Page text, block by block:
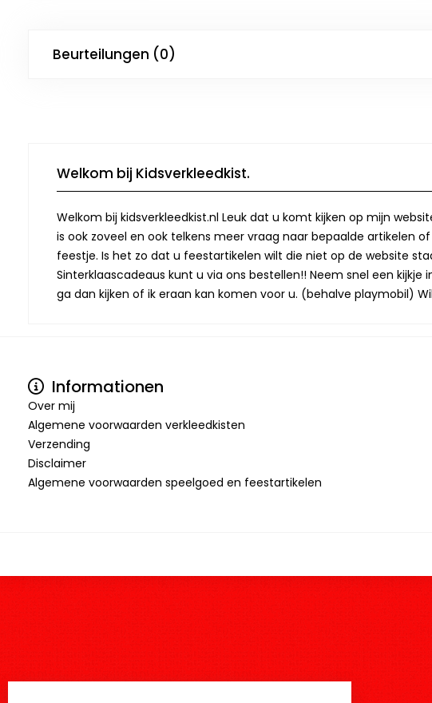
Beurteilungen (0)
Welkom bij Kidsverkleedkist.
Welkom bij kidsverkleedkist.nl Leuk dat u komt kijken op mijn
is ook zoveel en ook telkens meer vraag naar bepaalde artikelen
feestje. Is het zo dat u feestartikelen wilt die niet op de website
Sinterklaascadeaus kunt u via ons bestellen!! Neem snel een
ga dan kijken of ik eraan kan komen voor u. (behalve playmobil)
Informationen
Over mij
Algemene voorwaarden verkleedkisten
Verzending
Disclaimer
Algemene voorwaarden speelgoed en feestartikelen